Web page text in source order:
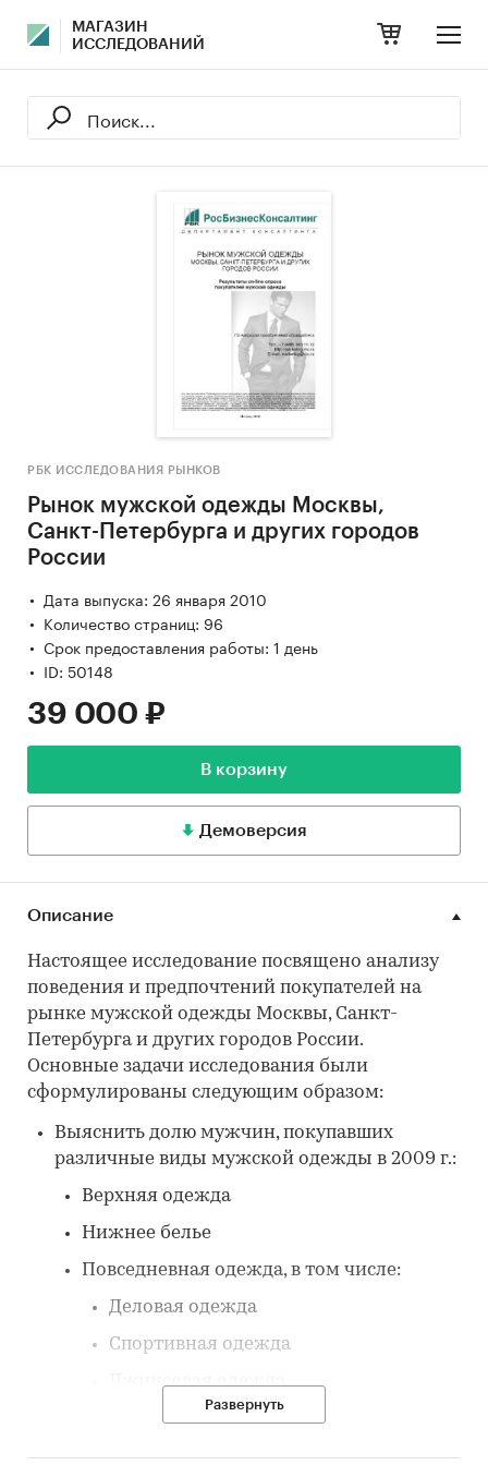
МАГАЗИН
ИССЛЕДОВАНИЙ
РБК ИССЛЕДОВАНИЯ РЫНКОВ
Рынок мужской одежды Москвы,
Санкт-Петербурга и других городов
России
Дата выпуска: 26 января 2010
Количество страниц: 96
Срок предоставления работы: 1 день
ID: 50148
39 000 ₽
В корзину
Демоверсия
Описание
Настоящее исследование посвящено анализу
поведения и предпочтений покупателей на
рынке мужской одежды Москвы, Санкт-
Петербурга и других городов России.
Основные задачи исследования были
сформулированы следующим образом:
Выяснить долю мужчин, покупавших
различные виды мужской одежды в 2009 г.:
Верхняя одежда
Нижнее белье
Повседневная одежда, в том числе:
Деловая одежда
Спортивная одежда
Джинсовая одежда
Выяснить частоту покупок отдельных
Развернуть